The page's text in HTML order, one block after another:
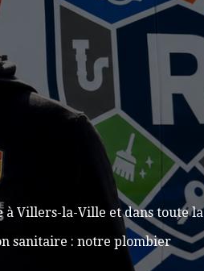
à Villers-la-Ville et dans toute la
sanitaire : notre plombier